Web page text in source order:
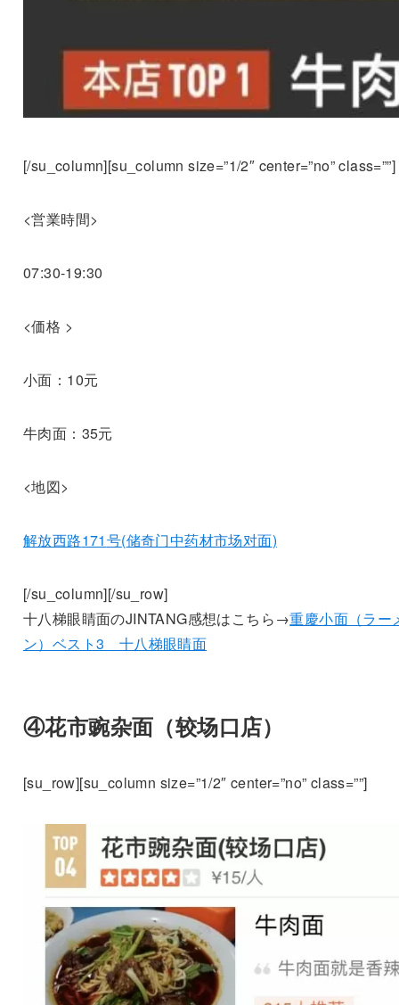
[/su_column][su_column size=”1/2″ center=”no” class=””]
<営業時間>
07:30-19:30
<価格 >
小面：10元
牛肉面：35元
<地図>
解放西路171号(储奇门中药材市场对面)
[/su_column][/su_row]
十八梯眼睛面のJINTANG感想はこちら→重慶小面（ラー
ン）ベスト3 十八梯眼睛面
④花市豌杂面（较场口店）
[su_row][su_column size=”1/2″ center=”no” class=””]